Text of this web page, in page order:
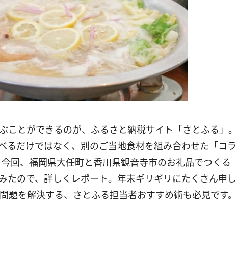
ことができるのが、ふるさと納税サイト「さとふる」。
るだけではなく、別のご当地食材を組み合わせた「コラ
回、福岡県大任町と香川県観音寺市のお礼品でつくる
たので、詳しくレポート。年末ギリギリにたくさん申し
題を解決する、さとふる担当者おすすめ術も必見です。